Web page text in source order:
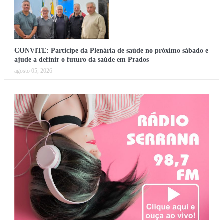
CONVITE: Participe da Plenária de saúde no próximo sábado e
ajude a definir o futuro da saúde em Prados
agosto 05, 2026